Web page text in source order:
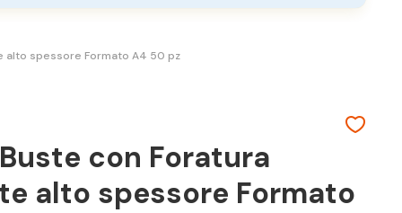
alto spessore Formato A4 50 pz
con Foratura
alto spessore Formato